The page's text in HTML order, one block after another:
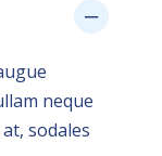
neque
sodales